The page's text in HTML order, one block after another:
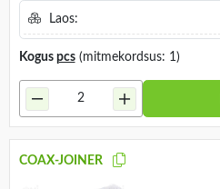
Laos:
Kogus pcs(mitmekordsus: 1)
COAX-JOINER